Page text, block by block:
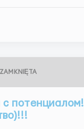
ZAMKNIĘTA
с потенциалом!